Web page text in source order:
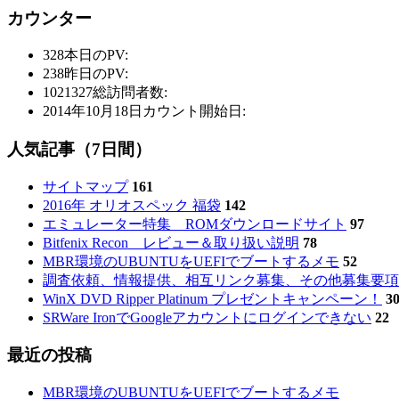
カウンター
328本日のPV:
238昨日のPV:
1021327総訪問者数:
2014年10月18日 カウント開始日:
人気記事（7日間）
サイトマップ 161
2016年 オリオスペック 福袋 142
エミュレーター特集 ROMダウンロードサイト 97
Bitfenix Recon レビュー＆取り扱い説明 78
MBR環境のUBUNTUをUEFIでブートするメモ 52
調査依頼、情報提供、相互リンク募集、その他募集要
WinX DVD Ripper Platinum プレゼントキャンペーン！
30
SRWare IronでGoogleアカウントにログインできない 22
最近の投稿
MBR環境のUBUNTUをUEFIでブートするメモ